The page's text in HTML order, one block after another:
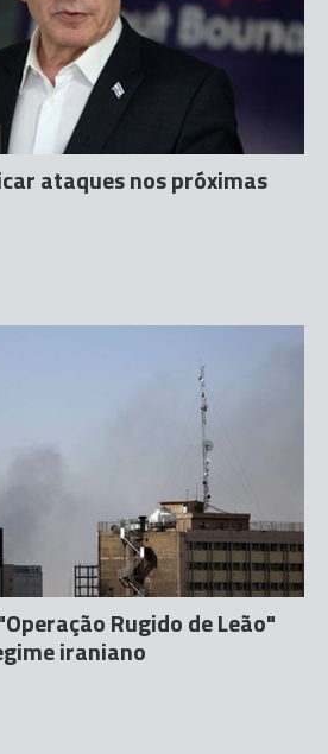
ataques nos próximas
Rugido de Leão"
iraniano